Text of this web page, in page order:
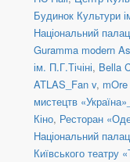
Будинок Культури
Національний
Guramma modern
ім. П.Г.Тічіні, Bella
ATLAS_Fan v,
мистецтв
Кіно, Ресторан
Національний
Київського театру